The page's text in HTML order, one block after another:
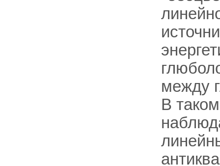
между
В